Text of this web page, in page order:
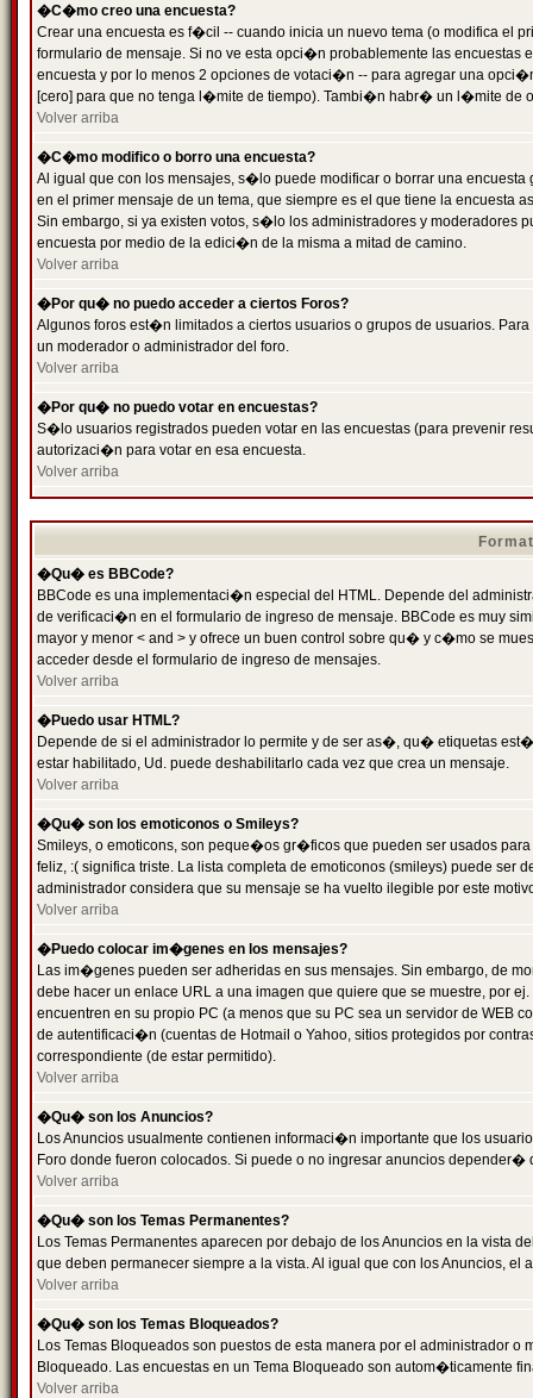
�C�mo creo una encuesta?
Crear una encuesta es f�cil -- cuando inicia un nuevo tema (o modifica el
formulario de mensaje. Si no ve esta opci�n probablemente las
encuesta y por lo menos 2 opciones de votaci�n -- para agregar una
[cero] para que no tenga l�mite de tiempo). Tambi�n habr� un l�mite de
Volver arriba
�C�mo modifico o borro una encuesta?
Al igual que con los mensajes, s�lo puede modificar o borrar una
en el primer mensaje de un tema, que siempre es el que tiene la encuesta
Sin embargo, si ya existen votos, s�lo los administradores y moderadores
encuesta por medio de la edici�n de la misma a mitad de camino.
Volver arriba
�Por qu� no puedo acceder a ciertos Foros?
Algunos foros est�n limitados a ciertos usuarios o grupos de usuarios.
un moderador o administrador del foro.
Volver arriba
�Por qu� no puedo votar en encuestas?
S�lo usuarios registrados pueden votar en las encuestas (para prevenir
autorizaci�n para votar en esa encuesta.
Volver arriba
�Qu� es BBCode?
BBCode es una implementaci�n especial del HTML. Depende del
de verificaci�n en el formulario de ingreso de mensaje. BBCode es muy
mayor y menor < and > y ofrece un buen control sobre qu� y c�mo se
acceder desde el formulario de ingreso de mensajes.
Volver arriba
�Puedo usar HTML?
Depende de si el administrador lo permite y de ser as�, qu� etiquetas
estar habilitado, Ud. puede deshabilitarlo cada vez que crea un mensaje.
Volver arriba
�Qu� son los emoticonos o Smileys?
Smileys, o emoticons, son peque�os gr�ficos que pueden ser usados
feliz, :( significa triste. La lista completa de emoticonos (smileys) puede
administrador considera que su mensaje se ha vuelto ilegible por este
Volver arriba
�Puedo colocar im�genes en los mensajes?
Las im�genes pueden ser adheridas en sus mensajes. Sin embargo, de
debe hacer un enlace URL a una imagen que quiere que se muestre, por
encuentren en su propio PC (a menos que su PC sea un servidor de
de autentificaci�n (cuentas de Hotmail o Yahoo, sitios protegidos por
correspondiente (de estar permitido).
Volver arriba
�Qu� son los Anuncios?
Los Anuncios usualmente contienen informaci�n importante que los
Foro donde fueron colocados. Si puede o no ingresar anuncios
Volver arriba
�Qu� son los Temas Permanentes?
Los Temas Permanentes aparecen por debajo de los Anuncios en la
que deben permanecer siempre a la vista. Al igual que con los Anuncios,
Volver arriba
�Qu� son los Temas Bloqueados?
Los Temas Bloqueados son puestos de esta manera por el administrador
Bloqueado. Las encuestas en un Tema Bloqueado son autom�ticamente
Volver arriba